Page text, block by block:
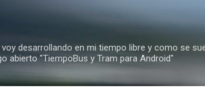
desarrollando en mi tiempo libre y como se
abierto "TiempoBus y Tram para Android"